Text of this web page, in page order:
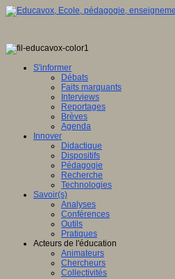
S'informer
Débats
Faits marquants
Interviews
Reportages
Brèves
Agenda
Innover
Didactique
Dispositifs
Pédagogie
Recherche
Technologies
Savoir(s)
Analyses
Conférences
Outils
Pratiques
Acteurs de l'éducation
Animateurs
Chercheurs
Collectivités